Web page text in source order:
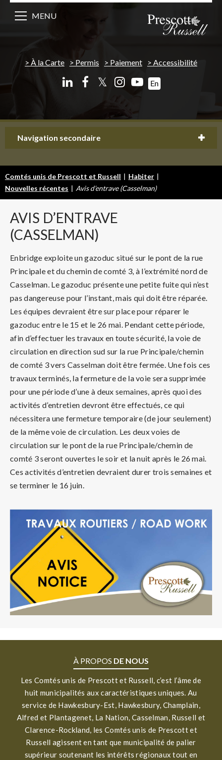
À la Carte Permis Paiement Accessibilité
𝕏 En
MENU
Navigation secondaire
Comtés unis de Prescott et Russell | Habiter |
Nouvelles récentes | Avis d’entrave (Casselman)
AVIS D’ENTRAVE
(CASSELMAN)
Enbridge exploite un gazoduc situé sur le pont de la rue
Principale et du chemin de comté 3, à l’extrémité nord de
Casselman. Le gazoduc présente une petite fuite qui n’est
pas dangereuse pour l’instant, mais qui doit être réparée.
Les équipes devraient être sur place pour réparer le
gazoduc entre le 15 et le 26 mai. Pendant cette période,
afin d’effectuer les travaux en toute sécurité, la voie de
circulation en direction sud sur la rue Principale/chemin
de comté 3 vers Casselman doit être fermée. Une fois ces
travaux terminés, la fermeture de la voie sera supprimée
pour une période d’une à deux semaines, après quoi des
activités d’entretien devront être effectués, ce qui
nécessitera une fermeture temporaire (de jour seulement)
de la même voie de circulation. Les deux voies de
circulation sur le pont de la rue Principale/chemin de
comté 3 seront ouvertes le soir et la nuit après le 26 mai.
Ces activités d’entretien devraient durer trois semaines et
se terminer le 16 juin.
À PROPOS DE NOUS
Les Comtés unis de Prescott et Russell, c’est l’âme de
huit municipalités aux caractéristiques uniques. Au
service de Hawkesbury-Est, Hawkesbury, Champlain,
Alfred et Plantagenet, La Nation, Casselman, Russell et
Clarence-Rockland, les Comtés unis de Prescott et
Russell agissent en tant que municipalité de palier
supérieur soutenant les intérêts régionaux tout en